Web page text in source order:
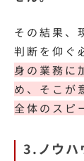
その結果、
判断を仰ぐ
身の業務に
め、そこが
全体のスピ
3.ノウハ